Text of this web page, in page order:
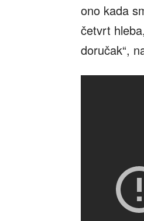
ono kada
četvrt
doručak“,